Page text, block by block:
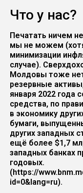
Что у нас?
Печатать ничем
мы не можем
минимизации
случае).
Молдовы тоже
резервные
января 2022 года
средства, по
в экономику
бумаги,
других западных
ещё более $1,7
западных банках
годовых.
(https://
id=0&lang=ru).